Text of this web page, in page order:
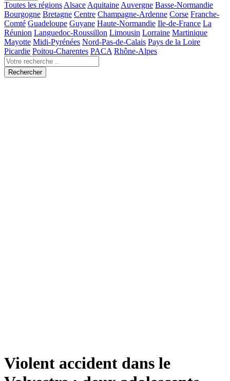
Toutes les régions Alsace Aquitaine Auvergne Basse-Normandie
Bourgogne Bretagne Centre Champagne-Ardenne Corse Franche-
Comté Guadeloupe Guyane Haute-Normandie Ile-de-France La
Réunion Languedoc-Roussillon Limousin Lorraine Martinique
Mayotte Midi-Pyrénées Nord-Pas-de-Calais Pays de la Loire
Picardie Poitou-Charentes PACA Rhône-Alpes
Rechercher
Violent accident dans le